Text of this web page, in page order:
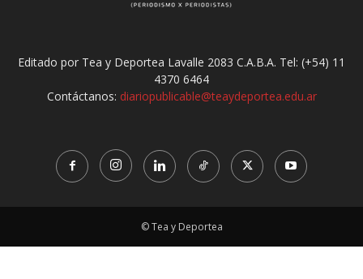
Editado por Tea y Deportea Lavalle 2083 C.A.B.A. Tel: (+54) 11
4370 6464
Contáctanos: diariopublicable@teaydeportea.edu.ar
© Tea y Deportea